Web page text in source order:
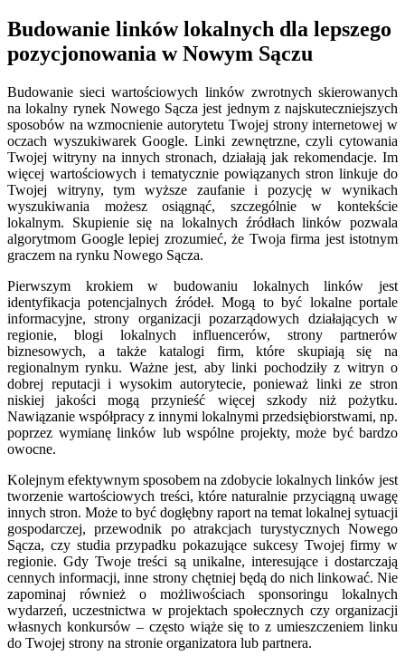
Budowanie linków lokalnych dla lepszego
pozycjonowania w Nowym Sączu
Budowanie sieci wartościowych linków zwrotnych skierowanych
na lokalny rynek Nowego Sącza jest jednym z najskuteczniejszych
sposobów na wzmocnienie autorytetu Twojej strony internetowej w
oczach wyszukiwarek Google. Linki zewnętrzne, czyli cytowania
Twojej witryny na innych stronach, działają jak rekomendacje. Im
więcej wartościowych i tematycznie powiązanych stron linkuje do
Twojej witryny, tym wyższe zaufanie i pozycję w wynikach
wyszukiwania możesz osiągnąć, szczególnie w kontekście
lokalnym. Skupienie się na lokalnych źródłach linków pozwala
algorytmom Google lepiej zrozumieć, że Twoja firma jest istotnym
graczem na rynku Nowego Sącza.
Pierwszym krokiem w budowaniu lokalnych linków jest
identyfikacja potencjalnych źródeł. Mogą to być lokalne portale
informacyjne, strony organizacji pozarządowych działających w
regionie, blogi lokalnych influencerów, strony partnerów
biznesowych, a także katalogi firm, które skupiają się na
regionalnym rynku. Ważne jest, aby linki pochodziły z witryn o
dobrej reputacji i wysokim autorytecie, ponieważ linki ze stron
niskiej jakości mogą przynieść więcej szkody niż pożytku.
Nawiązanie współpracy z innymi lokalnymi przedsiębiorstwami, np.
poprzez wymianę linków lub wspólne projekty, może być bardzo
owocne.
Kolejnym efektywnym sposobem na zdobycie lokalnych linków jest
tworzenie wartościowych treści, które naturalnie przyciągną uwagę
innych stron. Może to być dogłębny raport na temat lokalnej sytuacji
gospodarczej, przewodnik po atrakcjach turystycznych Nowego
Sącza, czy studia przypadku pokazujące sukcesy Twojej firmy w
regionie. Gdy Twoje treści są unikalne, interesujące i dostarczają
cennych informacji, inne strony chętniej będą do nich linkować. Nie
zapominaj również o możliwościach sponsoringu lokalnych
wydarzeń, uczestnictwa w projektach społecznych czy organizacji
własnych konkursów – często wiąże się to z umieszczeniem linku
do Twojej strony na stronie organizatora lub partnera.